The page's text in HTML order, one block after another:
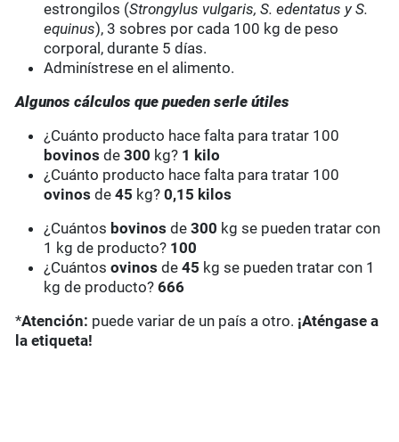
estrongilos (Strongylus vulgaris, S. edentatus y S.
equinus), 3 sobres por cada 100 kg de peso
corporal, durante 5 días.
Adminístrese en el alimento.
Algunos cálculos que pueden serle útiles
¿Cuánto producto hace falta para tratar 100
bovinos de300 kg? 1 kilo
¿Cuánto producto hace falta para tratar 100
ovinos de45 kg? 0,15 kilos
¿Cuántos bovinos de300 kg se pueden tratar con
1 kg de producto? 100
¿Cuántosovinos de45 kg se pueden tratar con 1
kg de producto?666
*Atención: puede variar de un país a otro. ¡Aténgase a
la etiqueta!